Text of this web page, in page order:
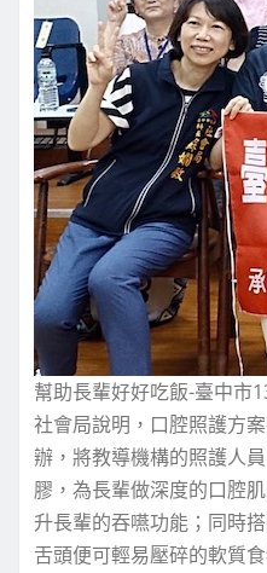
幫助長輩好好吃飯-臺中市
社會局說明，口腔照護方
辦，將教導機構的照護人
膠，為長輩做深度的口腔
升長輩的吞嚥功能；同時
舌頭便可輕易壓碎的軟質